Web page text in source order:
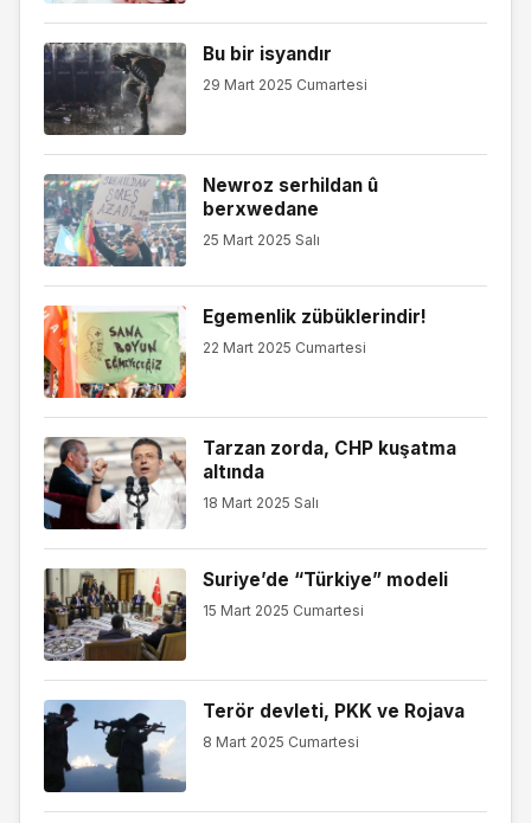
Bu bir isyandır
29 Mart 2025 Cumartesi
Newroz serhildan û
berxwedane
25 Mart 2025 Salı
Egemenlik zübüklerindir!
22 Mart 2025 Cumartesi
Tarzan zorda, CHP kuşatma
altında
18 Mart 2025 Salı
Suriye’de “Türkiye” modeli
15 Mart 2025 Cumartesi
Terör devleti, PKK ve Rojava
8 Mart 2025 Cumartesi